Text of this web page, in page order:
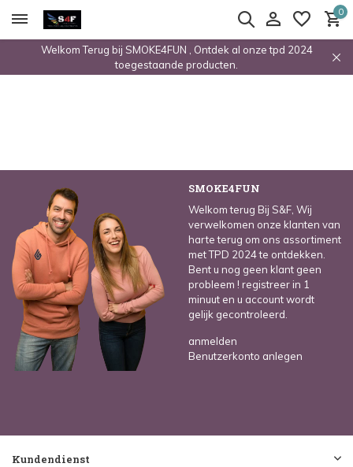
0
Welkom Terug bij SMOKE4FUN , Ontdek al onze tpd 2024
toegestaande producten.
SMOKE4FUN
Welkom terug Bij S&F, Wij
verwelkomen onze klanten van
harte terug om ons assortiment
met TPD 2024 te ontdekken.
Bent u nog geen klant geen
probleem ! registreer in 1
minuut en u account wordt
gelijk gecontroleerd.
anmelden
Benutzerkonto anlegen
Kundendienst